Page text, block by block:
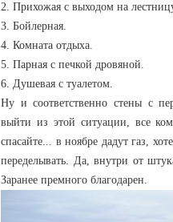
2. Прихожая с выходом на
3. Бойлерная.
4. Комната отдыха.
5. Парная с печкой дровяной.
6. Душевая с туалетом.
Ну и соответственно стены с
выйти из этой ситуации, все
спасайте... в ноябре дадут газ,
переделывать. Да, внутри от
Заранее премного благодарен.